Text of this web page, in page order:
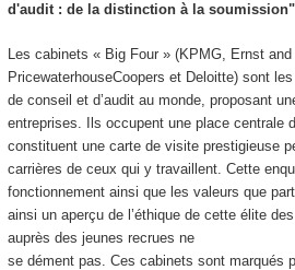
d'audit : de la distinction à la soumission"
Les cabinets « Big Four » (KPMG, Ernst and
PricewaterhouseCoopers et Deloitte) sont
de conseil et d’audit au monde, proposant
entreprises. Ils occupent une place centrale
constituent une carte de visite prestigieuse
carrières de ceux qui y travaillent. Cette
fonctionnement ainsi que les valeurs que
ainsi un aperçu de l’éthique de cette élite
auprès des jeunes recrues ne
se dément pas. Ces cabinets sont marqués